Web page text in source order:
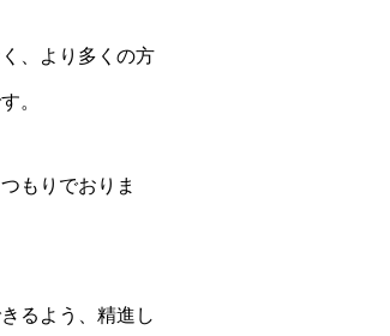
、より多くの方
。
もりでおりま
るよう、精進し